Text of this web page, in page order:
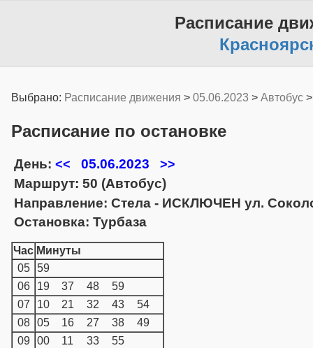
Расписание
Выбрано: Расписание движения > 05.06.2023 > Автобус
Расписание по остановке
День: << 05.06.2023 >>
Маршрут: 50 (Автобус)
Направление: Стела - ИСКЛЮЧЕН ул.
Остановка: Турбаза
Час Минуты
05
59
06
19 37 48
59
07
10 21 32 43
54
08
05 16 27 38
49
09
00 11 33
55